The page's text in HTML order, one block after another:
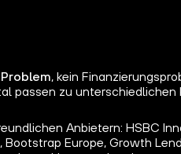
, kein
passen zu unterschiedlichen
Anbietern: HSBC
Europe, Growth